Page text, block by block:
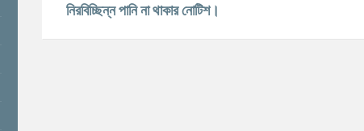
নিরবিচ্ছিন্ন পানি না থাকার নোটিশ।